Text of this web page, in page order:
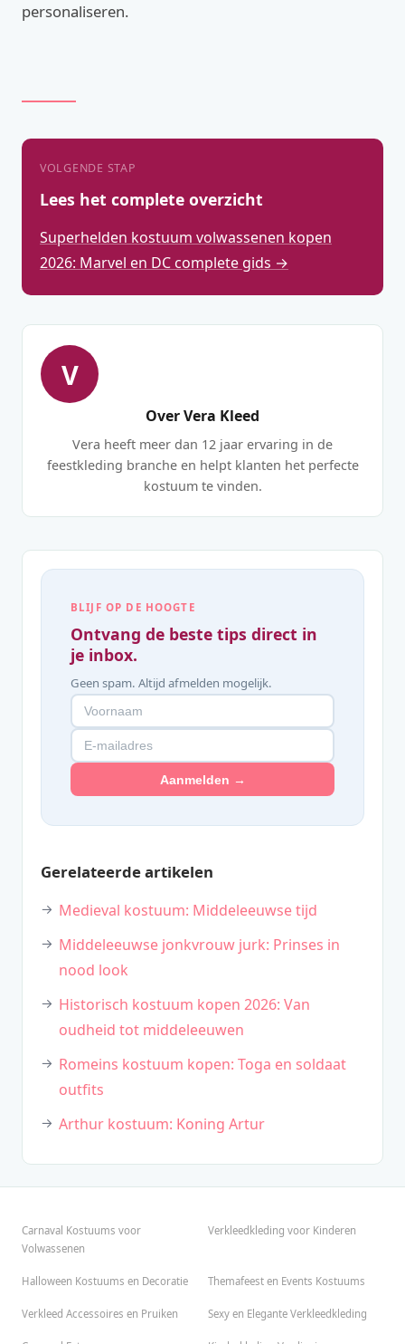
personaliseren.
VOLGENDE STAP
Lees het complete overzicht
Superhelden kostuum volwassenen kopen
2026: Marvel en DC complete gids →
V
Over Vera Kleed
Vera heeft meer dan 12 jaar ervaring in de
feestkleding branche en helpt klanten het perfecte
kostuum te vinden.
BLIJF OP DE HOOGTE
Ontvang de beste tips direct in
je inbox.
Geen spam. Altijd afmelden mogelijk.
Aanmelden →
Gerelateerde artikelen
Medieval kostuum: Middeleeuwse tijd
Middeleeuwse jonkvrouw jurk: Prinses in
nood look
Historisch kostuum kopen 2026: Van
oudheid tot middeleeuwen
Romeins kostuum kopen: Toga en soldaat
outfits
Arthur kostuum: Koning Artur
Carnaval Kostuums voor
Volwassenen
Verkleedkleding voor Kinderen
Halloween Kostuums en Decoratie Themafeest en Events Kostuums
Verkleed Accessoires en Pruiken Sexy en Elegante Verkleedkleding